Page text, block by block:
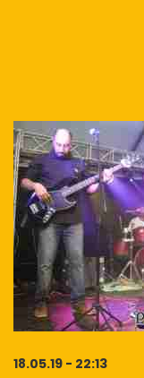
18.05.19 - 22:13